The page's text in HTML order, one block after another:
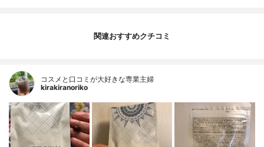
関連おすすめクチコミ
コスメと口コミが大好きな専業主婦
kirakiranoriko